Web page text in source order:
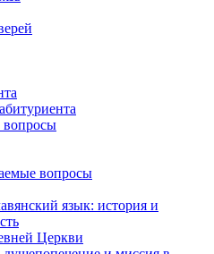
вопросы
вопросы
язык: история и
Церкви